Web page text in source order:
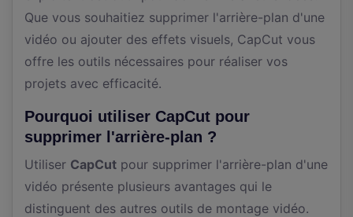
Que vous souhaitiez supprimer l'arrière-plan d'une
vidéo ou ajouter des effets visuels, CapCut vous
offre les outils nécessaires pour réaliser vos
projets avec efficacité.
Pourquoi utiliser CapCut pour
supprimer l'arrière-plan ?
Utiliser CapCut pour supprimer l'arrière-plan d'une
vidéo présente plusieurs avantages qui le
distinguent des autres outils de montage vidéo.